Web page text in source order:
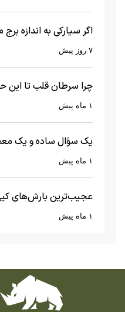
اگر سیارکی به اندازه
چه اتفاقی می‌افتد؟
۷ روز پیش
چرا سرطان قلب تا این
عجیبی که در بدن اتفاق۱ ماه پیش
یک سؤال ساده و یک
بیگ‌بنگ و آغاز جهان۱ ماه پیش
عجیب‌ترین بارش‌های
گران‌قیمت تا بارش آهن۱ ماه پیش